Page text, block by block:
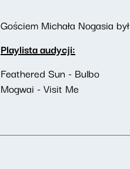
Gościem Michała Nogasia był
Playlista audycji:
Feathered Sun - Bulbo
Mogwai - Visit Me